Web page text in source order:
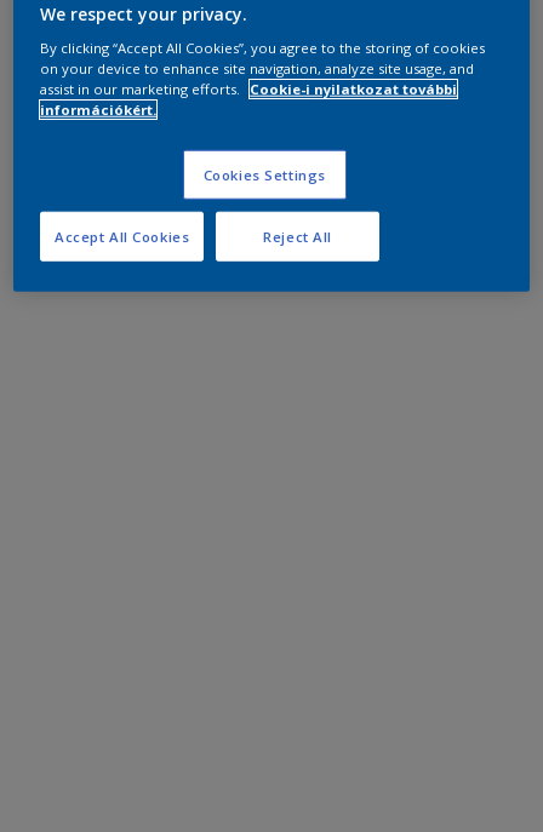
We respect your privacy.
By clicking “Accept All Cookies”, you agree to the storing of cookies
on your device to enhance site navigation, analyze site usage, and
assist in our marketing efforts.
Cookie-i nyilatkozat további
információkért.
Cookies Settings
Reject All
Accept All Cookies